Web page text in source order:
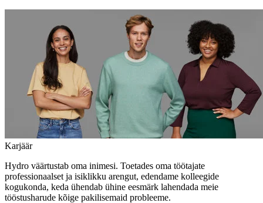
Karjäär
Hydro väärtustab oma inimesi. Toetades oma töötajate
professionaalset ja isiklikku arengut, edendame kolleegide
kogukonda, keda ühendab ühine eesmärk lahendada meie
tööstusharude kõige pakilisemaid probleeme.